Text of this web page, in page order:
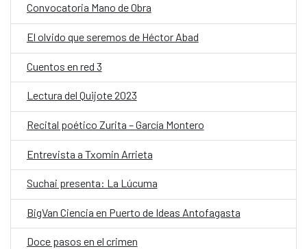
Convocatoria Mano de Obra
El olvido que seremos de Héctor Abad
Cuentos en red 3
Lectura del Quijote 2023
Recital poético Zurita – García Montero
Entrevista a Txomin Arrieta
Suchai presenta: La Lúcuma
BigVan Ciencia en Puerto de Ideas Antofagasta
Doce pasos en el crimen